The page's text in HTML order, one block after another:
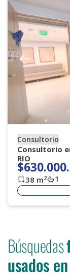
Consultorio
Consultorio
RIO
38 m2 1
Búsquedas
usados